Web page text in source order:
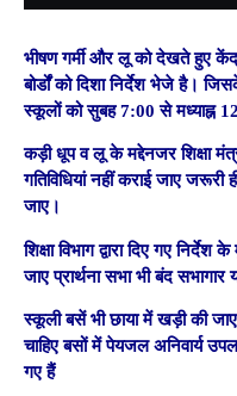
भीषण गर्मी और लू को देखते हुए
बोर्डों को दिशा निर्देश भेजे है।
स्कूलों को सुबह 7:00 से मध्याह्न
कड़ी धूप व लू के मद्देनजर शिक्षा
गतिविधियां नहीं कराई जाए
जाए।
शिक्षा विभाग द्वारा दिए गए निर्देश
जाए प्रार्थना सभा भी बंद सभागार
स्कूली बसें भी छाया में खड़ी की
चाहिए बसों में पेयजल अनिवार्य
गए हैं